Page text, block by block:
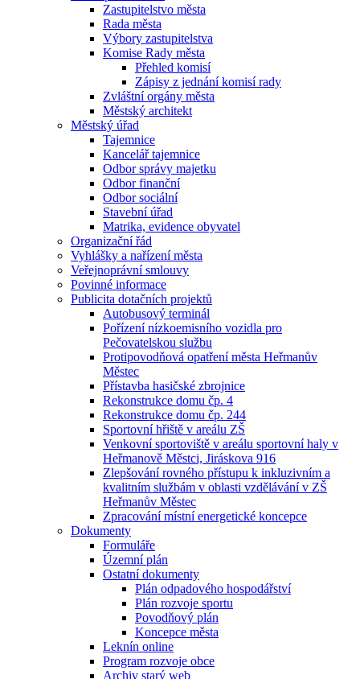
Zastupitelstvo města
Rada města
Výbory zastupitelstva
Komise Rady města
Přehled komisí
Zápisy z jednání komisí rady
Zvláštní orgány města
Městský architekt
Městský úřad
Tajemnice
Kancelář tajemnice
Odbor správy majetku
Odbor finanční
Odbor sociální
Stavební úřad
Matrika, evidence obyvatel
Organizační řád
Vyhlášky a nařízení města
Veřejnoprávní smlouvy
Povinné informace
Publicita dotačních projektů
Autobusový terminál
Pořízení nízkoemisního vozidla pro
Pečovatelskou službu
Protipovodňová opatření města Heřmanův
Městec
Přístavba hasičské zbrojnice
Rekonstrukce domu čp. 4
Rekonstrukce domu čp. 244
Sportovní hřiště v areálu ZŠ
Venkovní sportoviště v areálu sportovní haly v
Heřmanově Městci, Jiráskova 916
Zlepšování rovného přístupu k inkluzivním a
kvalitním službám v oblasti vzdělávání v ZŠ
Heřmanův Městec
Zpracování místní energetické koncepce
Dokumenty
Formuláře
Územní plán
Ostatní dokumenty
Plán odpadového hospodářství
Plán rozvoje sportu
Povodňový plán
Koncepce města
Leknín online
Program rozvoje obce
Archiv starý web